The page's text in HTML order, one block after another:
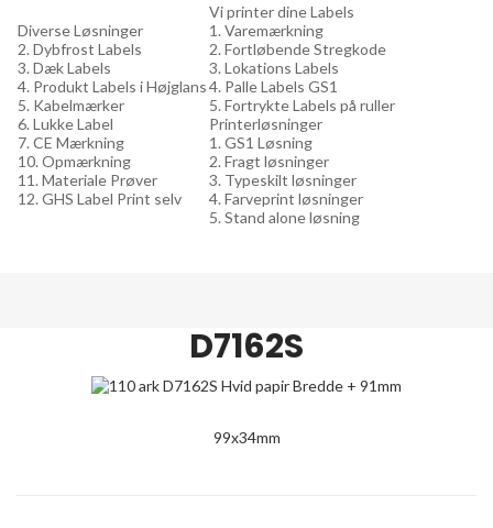
Diverse Løsninger
2. Dybfrost Labels
3. Dæk Labels
4. Produkt Labels i Højglans
5. Kabelmærker
6. Lukke Label
7. CE Mærkning
10. Opmærkning
11. Materiale Prøver
12. GHS Label Print selv
Vi printer dine Labels
1. Varemærkning
2. Fortløbende Stregkode
3. Lokations Labels
4. Palle Labels GS1
5. Fortrykte Labels på ruller
Printerløsninger
1. GS1 Løsning
2. Fragt løsninger
3. Typeskilt løsninger
4. Farveprint løsninger
5. Stand alone løsning
D7162S
99x34mm